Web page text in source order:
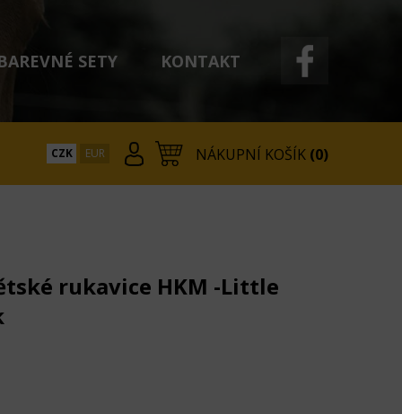
SETY KONTAKT
NÁKUPNÍ KOŠÍK (0)
CZK EUR
rukavice HKM -Little